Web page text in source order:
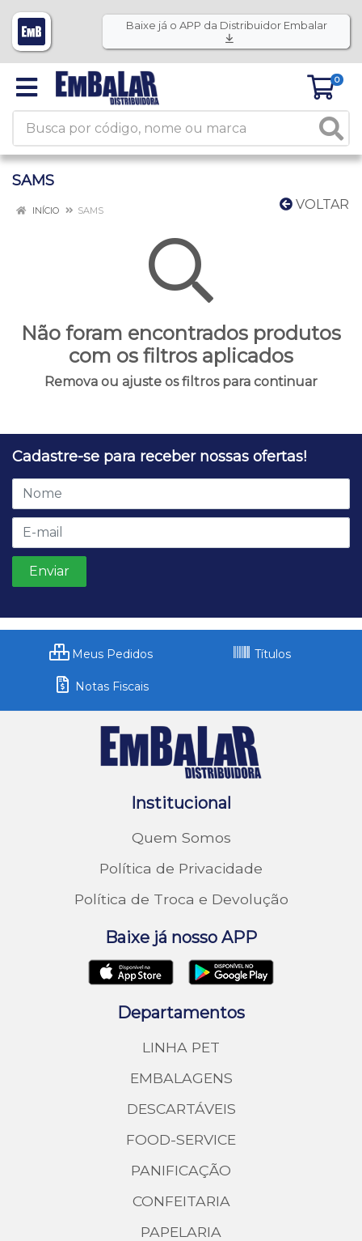
Baixe já o APP da Distribuidor Embalar
0
SAMS
VOLTAR
INÍCIO SAMS
Não foram encontrados produtos
com os filtros aplicados
Remova ou ajuste os filtros para continuar
Cadastre-se para receber nossas ofertas!
Meus Pedidos Títulos
Notas Fiscais
Institucional
Quem Somos
Política de Privacidade
Política de Troca e Devolução
Baixe já nosso APP
Departamentos
LINHA PET
EMBALAGENS
DESCARTÁVEIS
FOOD-SERVICE
PANIFICAÇÃO
CONFEITARIA
PAPELARIA